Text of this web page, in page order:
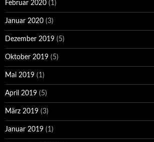
Februar 2020 (1)
Januar 2020 (3)
Dezember 2019 (5)
Oktober 2019 (5)
Mai 2019 (1)
April 2019 (5)
März 2019 (3)
Januar 2019 (1)